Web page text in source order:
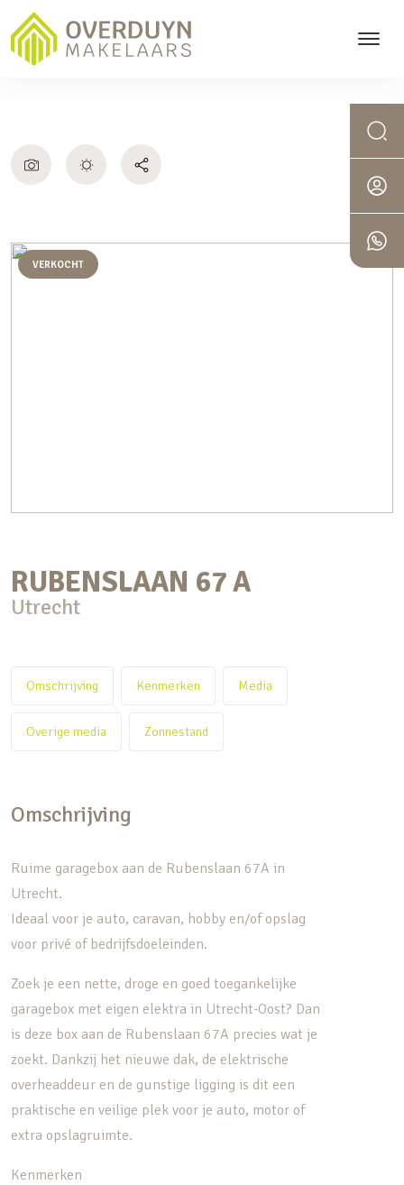
VERKOCHT
RUBENSLAAN 67A
Utrecht
Omschrijving Kenmerken Media
Overige media Zonnestand
Omschrijving
Ruime garagebox aan de Rubenslaan 67A in
Utrecht.
Ideaal voor je auto, caravan, hobby en/of opslag
voor privé of bedrijfsdoeleinden.
Zoek je een nette, droge en goed toegankelijke
garagebox met eigen elektra in Utrecht-Oost? Dan
is deze box aan de Rubenslaan 67A precies wat je
zoekt. Dankzij het nieuwe dak, de elektrische
overheaddeur en de gunstige ligging is dit een
praktische en veilige plek voor je auto, motor of
extra opslagruimte.
Kenmerken